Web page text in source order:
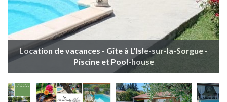
Location de vacances - Gîte à L'Isle-sur-la-Sorgue -
Piscine et Pool-house